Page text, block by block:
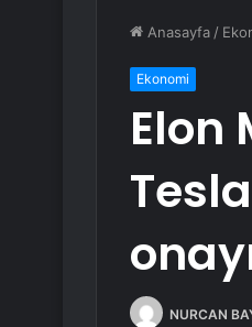
Anasayfa /
Ekonomi
Elon
NURCAN